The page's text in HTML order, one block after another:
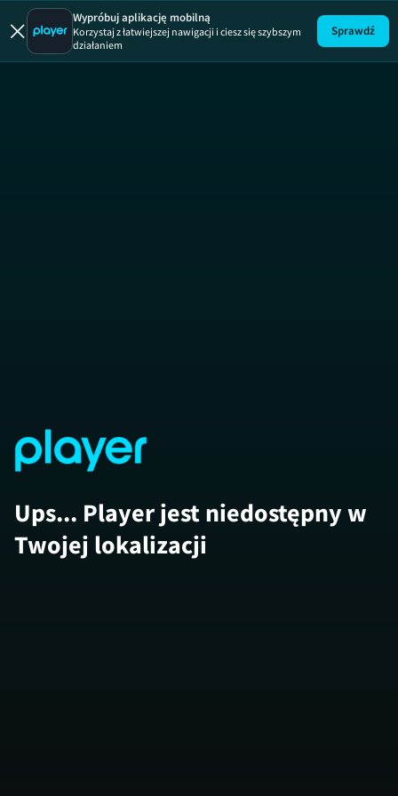
Wypróbuj aplikację mobilną
Korzystaj z łatwiejszej nawigacji i ciesz się szybszym
działaniem
Sprawdź
Ups... Player jest niedostępny w
Twojej lokalizacji